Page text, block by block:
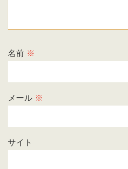
名前 ※
メール ※
サイト